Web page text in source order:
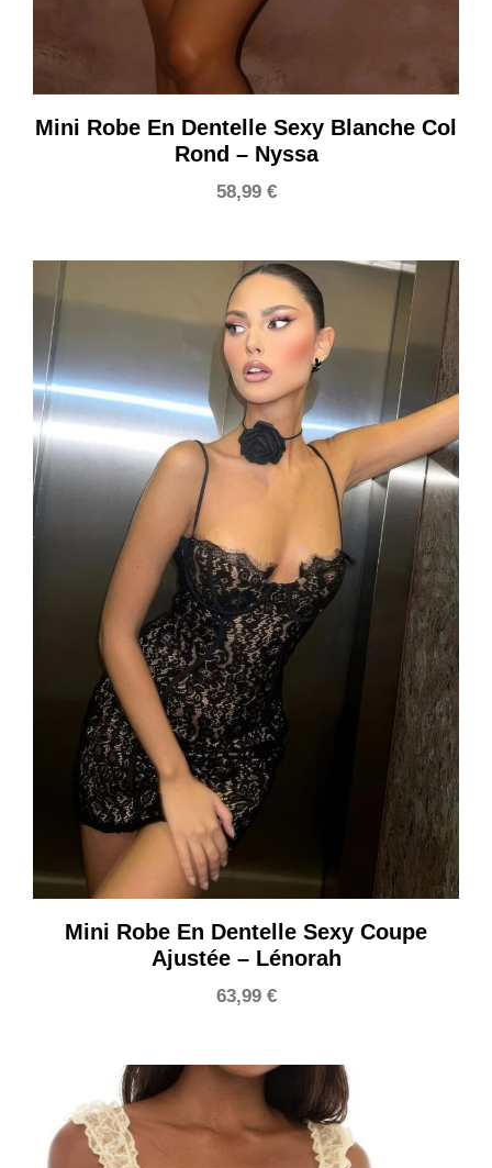
Mini Robe En Dentelle Sexy Blanche Col
Rond – Nyssa
58,99 €
Mini Robe En Dentelle Sexy Coupe
Ajustée – Lénorah
63,99 €